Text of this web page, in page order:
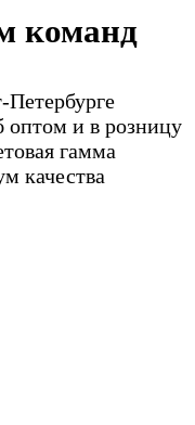
команд
Петербурге
оптом и в розницу
гамма
качества